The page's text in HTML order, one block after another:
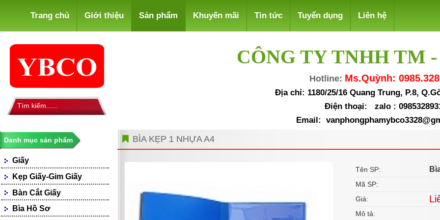
Trang chủ Giới thiệu Sản phẩm Khuyến mãi Tin tức Tuyển dụng Liên hệ
CÔNG TY TNHH TM
Hotline: Ms.Quỳnh:
Địa chỉ: 1180/25/16 Quang Trung, P.8,
Điện thoại: zalo :
Email:
Danh mục sản phẩm
Giấy
Giấy Photocopy
Giấy Fax
Giấy Bìa, Ford Màu
Giấy Notes-Decals
Loại Giấy Khác
Kẹp Giấy-Gim Giấy
Bàn Cắt Giấy
Bìa Hồ Sơ
BÌA KẸP 1 NHỰA A4
Tên SP:
Mã SP:
Giá:
Mô tả: